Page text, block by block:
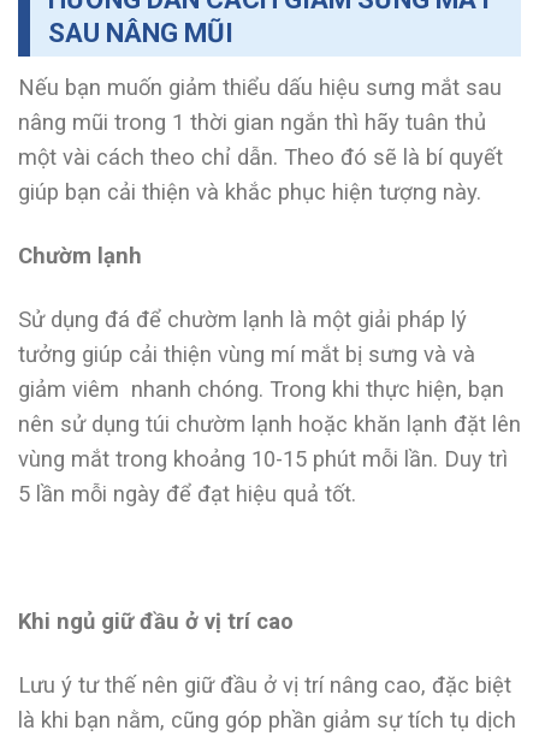
SAU NÂNG MŨI
Nếu bạn muốn giảm thiểu dấu hiệu sưng mắt sau
nâng mũi trong 1 thời gian ngắn thì hãy tuân thủ
một vài cách theo chỉ dẫn. Theo đó sẽ là bí quyết
giúp bạn cải thiện và khắc phục hiện tượng này.
Chườm lạnh
Sử dụng đá để chườm lạnh là một giải pháp lý
tưởng giúp cải thiện vùng mí mắt bị sưng và và
giảm viêm nhanh chóng. Trong khi thực hiện, bạn
nên sử dụng túi chườm lạnh hoặc khăn lạnh đặt lên
vùng mắt trong khoảng 10-15 phút mỗi lần. Duy trì
5 lần mỗi ngày để đạt hiệu quả tốt.
Khi ngủ giữ đầu ở vị trí cao
Lưu ý tư thế nên giữ đầu ở vị trí nâng cao, đặc biệt
là khi bạn nằm, cũng góp phần giảm sự tích tụ dịch